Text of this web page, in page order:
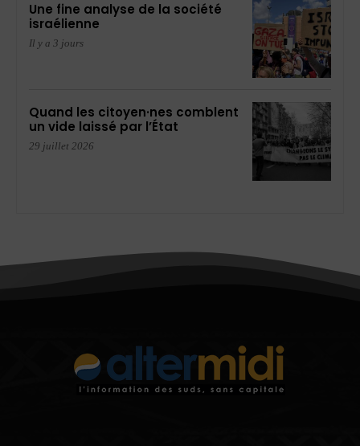
Une fine analyse de la société
israélienne
Il y a 3 jours
Quand les citoyen·nes comblent
un vide laissé par l’État
29 juillet 2026